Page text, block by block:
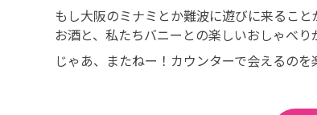
もし大阪のミナミとか難波に遊びに来るこ
お酒と、私たちバニーとの楽しいおしゃべり
じゃあ、またねー！カウンターで会えるのを